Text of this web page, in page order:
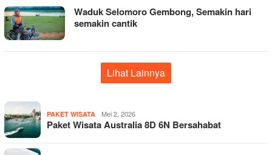
Waduk Selomoro Gembong, Semakin hari
semakin cantik
Lihat Lainnya
PAKET WISATA Mei 2, 2026
Paket Wisata Australia 8D 6N Bersahabat